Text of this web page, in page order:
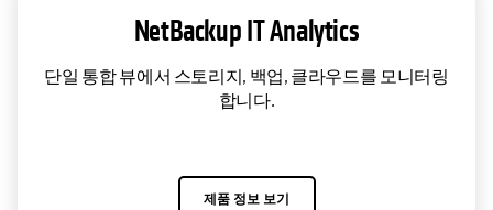
NetBackup IT Analytics
단일 통합 뷰에서 스토리지, 백업, 클라우드를 모니터링
합니다.
제품 정보 보기